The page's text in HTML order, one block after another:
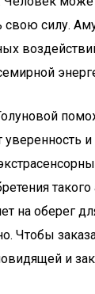
силу.
и
на оберег
Чтобы
и